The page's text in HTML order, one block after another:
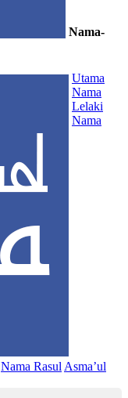
Nama-
Utama
Nama
Lelaki
Nama
Nama Rasul Asma’ul